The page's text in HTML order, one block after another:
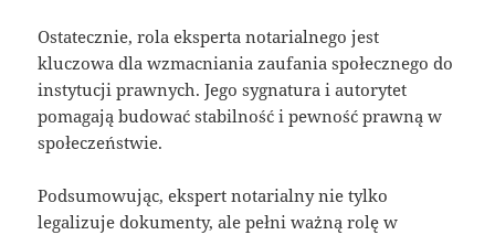
Ostatecznie, rola eksperta notarialnego jest
kluczowa dla wzmacniania zaufania społecznego do
instytucji prawnych. Jego sygnatura i autorytet
pomagają budować stabilność i pewność prawną w
społeczeństwie.
Podsumowując, ekspert notarialny nie tylko
legalizuje dokumenty, ale pełni ważną rolę w